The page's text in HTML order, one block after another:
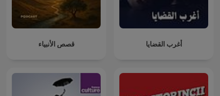
قصص الأنبياء أغرب القضايا